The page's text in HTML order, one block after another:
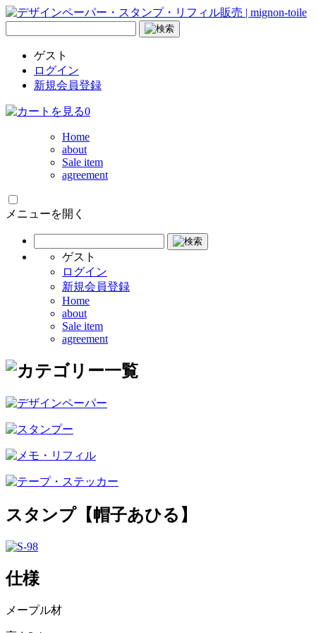
ゲスト
ログイン
新規会員登録
0
Home
about
Sale item
agreement
メニューを開く
ゲスト
ログイン
新規会員登録
Home
about
Sale item
agreement
スタンプ【帽子あひる】
仕様
メープル材